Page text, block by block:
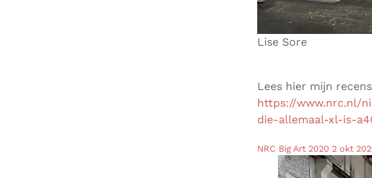
Lise Sore
Lees hier mijn
https://www.nrc.nl/
die-allemaal-xl-is-
NRC Big Art 2020 2 okt